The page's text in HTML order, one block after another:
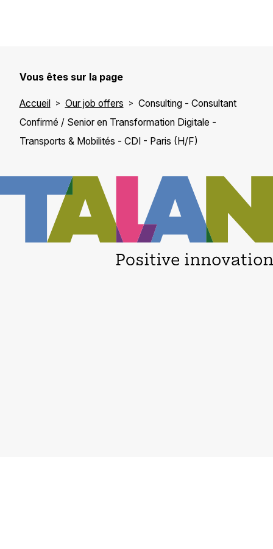
Vous êtes sur la page
Accueil Our job offers
Consulting - Consultant
Confirmé / Senior en Transformation Digitale -
Transports & Mobilités - CDI - Paris (H/F)